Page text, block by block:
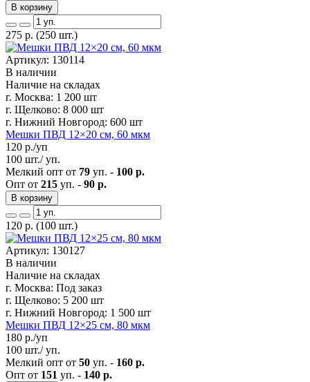
В корзину
275 р. (250 шт.)
Артикул: 130114
В наличии
Наличие на складах
г. Москва: 1 200 шт
г. Щелково: 8 000 шт
г. Нижний Новгород: 600 шт
Мешки ПВД 12×20 см, 60 мкм
120 р./уп
100 шт./ уп.
Мелкий опт от 79 уп. - 100 р.
Опт от 215 уп. - 90 р.
В корзину
120 р. (100 шт.)
Артикул: 130127
В наличии
Наличие на складах
г. Москва: Под заказ
г. Щелково: 5 200 шт
г. Нижний Новгород: 1 500 шт
Мешки ПВД 12×25 см, 80 мкм
180 р./уп
100 шт./ уп.
Мелкий опт от 50 уп. - 160 р.
Опт от 151 уп. - 140 р.